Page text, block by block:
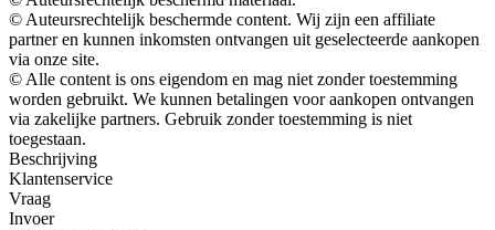
© Auteursrechtelijk beschermde content. Wij zijn een affiliate
partner en kunnen inkomsten ontvangen uit geselecteerde aankopen
via onze site.
© Alle content is ons eigendom en mag niet zonder toestemming
worden gebruikt. We kunnen betalingen voor aankopen ontvangen
via zakelijke partners. Gebruik zonder toestemming is niet
toegestaan.
Beschrijving
Klantenservice
Vraag
Invoer